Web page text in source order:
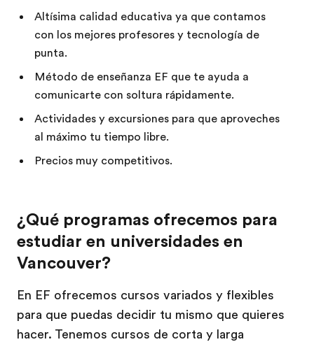
Altísima calidad educativa ya que contamos
con los mejores profesores y tecnología de
punta.
Método de enseñanza EF que te ayuda a
comunicarte con soltura rápidamente.
Actividades y excursiones para que aproveches
al máximo tu tiempo libre.
Precios muy competitivos.
¿Qué programas ofrecemos para
estudiar en universidades en
Vancouver?
En EF ofrecemos cursos variados y flexibles
para que puedas decidir tu mismo que quieres
hacer. Tenemos cursos de corta y larga